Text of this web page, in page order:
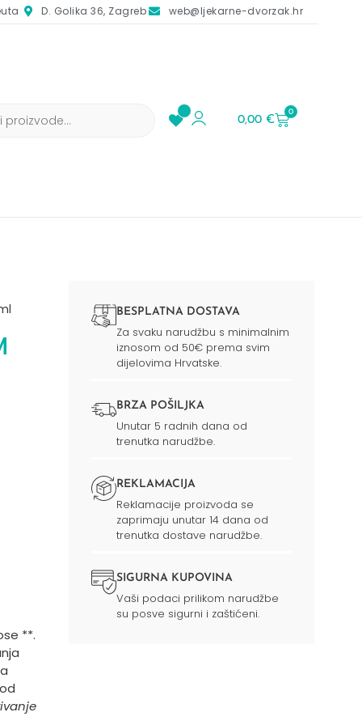
D. Golika 36, Zagreb web@ljekarne-dvorzak.hr
0,00€
0
**.
BESPLATNA DOSTAVA
Za svaku narudžbu s minimalnim
iznosom od 50€ prema svim
dijelovima Hrvatske.
BRZA POŠILJKA
Unutar 5 radnih dana od
trenutka narudžbe.
REKLAMACIJA
Reklamacije proizvoda se
zaprimaju unutar 14 dana od
trenutka dostave narudžbe.
SIGURNA KUPOVINA
Vaši podaci prilikom narudžbe
su posve sigurni i zaštićeni.